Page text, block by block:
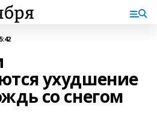
ухудшение
со снегом